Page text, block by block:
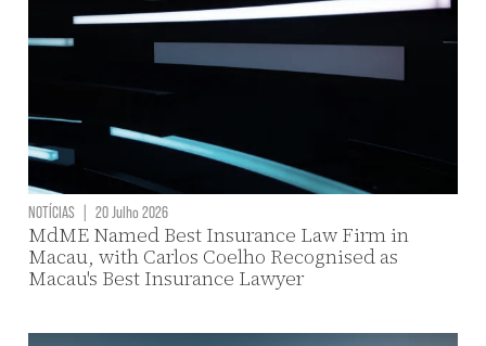
NOTÍCIAS | 20 Julho 2026
MdME Named Best Insurance Law Firm in
Macau, with Carlos Coelho Recognised as
Macau's Best Insurance Lawyer